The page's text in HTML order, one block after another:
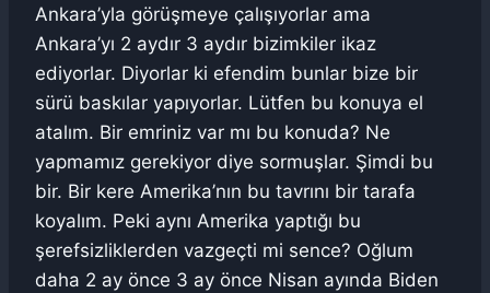
Ankara’yla görüşmeye çalışıyorlar ama
Ankara’yı 2 aydır 3 aydır bizimkiler ikaz
ediyorlar. Diyorlar ki efendim bunlar bize bir
sürü baskılar yapıyorlar. Lütfen bu konuya el
atalım. Bir emriniz var mı bu konuda? Ne
yapmamız gerekiyor diye sormuşlar. Şimdi bu
bir. Bir kere Amerika’nın bu tavrını bir tarafa
koyalım. Peki aynı Amerika yaptığı bu
şerefsizliklerden vazgeçti mi sence? Oğlum
daha 2 ay önce 3 ay önce Nisan ayında Biden